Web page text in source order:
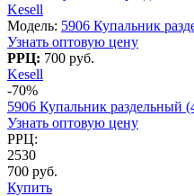
Kesell
Модель: 5906 Купальник
Узнать оптовую цену
РРЦ: 700 руб.
Kesell
-70%
5906 Купальник раздельный
Узнать оптовую цену
РРЦ:
2530
700 руб.
Купить